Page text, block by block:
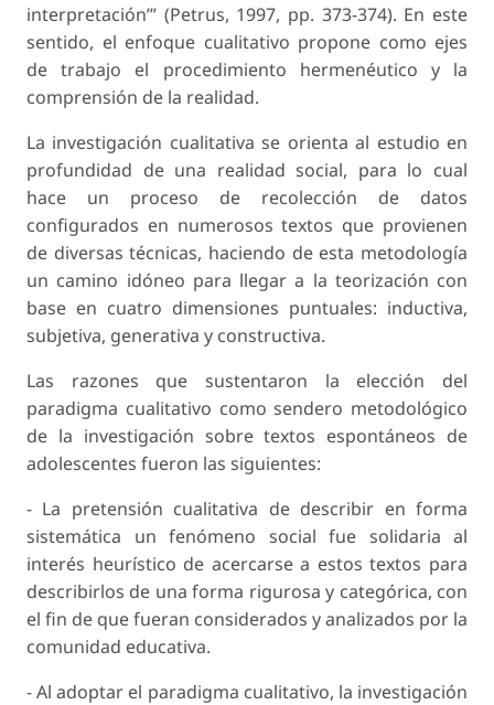
interpretación’” (Petrus, 1997, pp. 373-374). En este
sentido, el enfoque cualitativo propone como ejes
de trabajo el procedimiento hermenéutico y la
comprensión de la realidad.
La investigación cualitativa se orienta al estudio en
profundidad de una realidad social, para lo cual
hace un proceso de recolección de datos
configurados en numerosos textos que provienen
de diversas técnicas, haciendo de esta metodología
un camino idóneo para llegar a la teorización con
base en cuatro dimensiones puntuales: inductiva,
subjetiva, generativa y constructiva.
Las razones que sustentaron la elección del
paradigma cualitativo como sendero metodológico
de la investigación sobre textos espontáneos de
adolescentes fueron las siguientes:
- La pretensión cualitativa de describir en forma
sistemática un fenómeno social fue solidaria al
interés heurístico de acercarse a estos textos para
describirlos de una forma rigurosa y categórica, con
el fin de que fueran considerados y analizados por la
comunidad educativa.
- Al adoptar el paradigma cualitativo, la investigación